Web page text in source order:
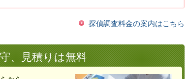
探偵調査料金の案内はこちら
、見積りは無料